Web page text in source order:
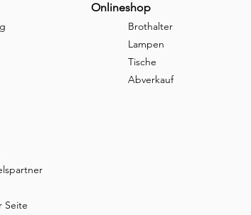
Onlineshop
Brothalter
Lampen
Tische
Abverkauf
Seite